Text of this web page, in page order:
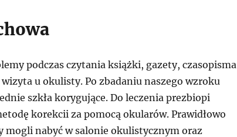
podczas czytania książki, gazety, czasopisma
u okulisty. Po zbadaniu naszego wzroku
szkła korygujące. Do leczenia prezbiopi
korekcii za pomocą okularów. Prawidłowo
mogli nabyć w salonie okulistycznym oraz